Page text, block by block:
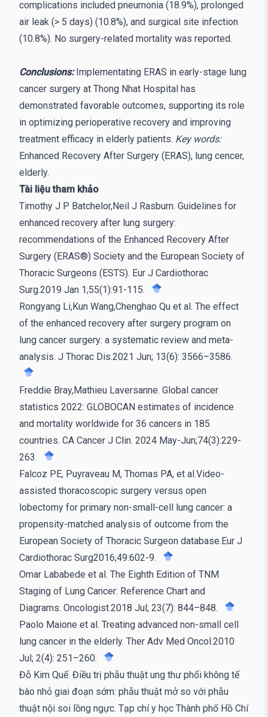
complications included pneumonia (18.9%), prolonged
air leak (> 5 days) (10.8%), and surgical site infection
(10.8%). No surgery-related mortality was reported.
Conclusions: Implementating ERAS in early-stage lung
cancer surgery at Thong Nhat Hospital has
demonstrated favorable outcomes, supporting its role
in optimizing perioperative recovery and improving
treatment efficacy in elderly patients. Key words:
Enhanced Recovery After Surgery (ERAS), lung cencer,
elderly.
Tài liệu tham khảo
Timothy J P Batchelor,Neil J Rasburn. Guidelines for
enhanced recovery after lung surgery:
recommendations of the Enhanced Recovery After
Surgery (ERAS®) Society and the European Society of
Thoracic Surgeons (ESTS). Eur J Cardiothorac
Surg.2019 Jan 1;55(1):91-115.
Rongyang Li,Kun Wang,Chenghao Qu et al. The effect
of the enhanced recovery after surgery program on
lung cancer surgery: a systematic review and meta-
analysis. J Thorac Dis.2021 Jun; 13(6): 3566–3586.
Freddie Bray,Mathieu Laversanne. Global cancer
statistics 2022: GLOBOCAN estimates of incidence
and mortality worldwide for 36 cancers in 185
countries. CA Cancer J Clin. 2024 May-Jun;74(3):229-
263.
Falcoz PE, Puyraveau M, Thomas PA, et al.Video-
assisted thoracoscopic surgery versus open
lobectomy for primary non-small-cell lung cancer: a
propensity-matched analysis of outcome from the
European Society of Thoracic Surgeon database.Eur J
Cardiothorac Surg2016;49:602-9.
Omar Lababede et al. The Eighth Edition of TNM
Staging of Lung Cancer: Reference Chart and
Diagrams. Oncologist.2018 Jul; 23(7): 844–848.
Paolo Maione et al. Treating advanced non-small cell
lung cancer in the elderly. Ther Adv Med Oncol.2010
Jul; 2(4): 251–260.
Đỗ Kim Quế. Điều trị phẫu thuật ung thư phổi không tế
bào nhỏ giai đoạn sớm: phẫu thuật mở so với phẫu
thuật nội soi lồng ngực. Tạp chí y học Thành phố Hồ Chí